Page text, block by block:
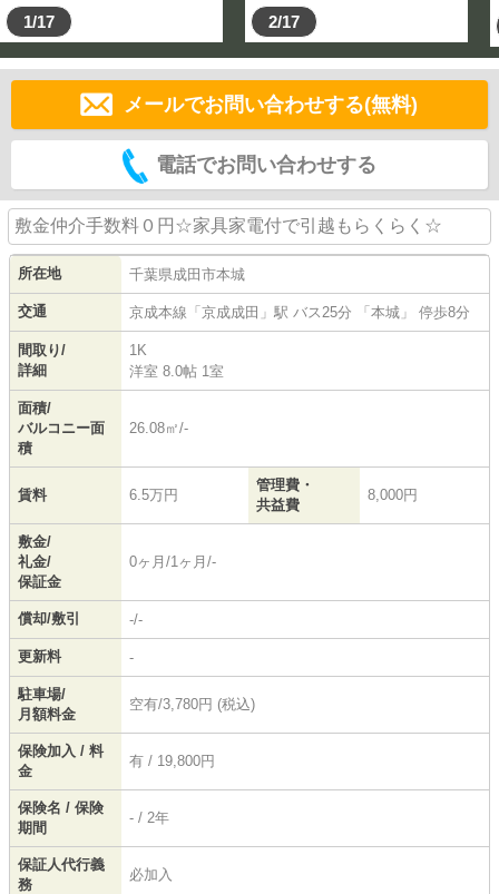
1/17 2/17
メールでお問い合わせする(無料)
電話でお問い合わせする
敷金仲介手数料０円☆家具家電付で引越もらくらく☆
所在地 千葉県成田市本城
交通 京成本線 「 京成成田 」駅 バス25分 「本城」 停歩8分
間取り/
詳細
1K
洋室 8.0帖 1室
面積/
バルコニー面
積
26.08㎡/-
賃料 6.5万円
管理費・
共益費
8,000円
敷金/
礼金/
保証金
0ヶ月/1ヶ月/-
償却/敷引 -/-
更新料 -
駐車場/
月額料金
空有/3,780円 (税込)
保険加入 / 料
金
有 / 19,800円
保険名 / 保険
期間
- / 2年
保証人代行義
務
必加入